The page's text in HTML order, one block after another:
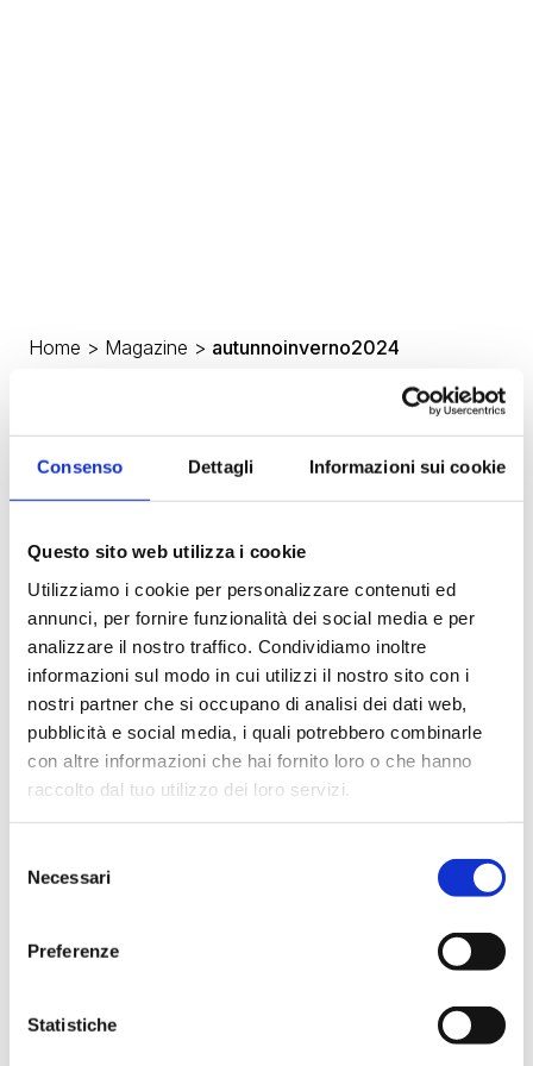
Consenso Dettagli Informazioni sui cookie
Questo sito web utilizza i cookie
Utilizziamo i cookie per personalizzare contenuti ed
annunci, per fornire funzionalità dei social media e per
analizzare il nostro traffico. Condividiamo inoltre
informazioni sul modo in cui utilizzi il nostro sito con i
nostri partner che si occupano di analisi dei dati web,
pubblicità e social media, i quali potrebbero combinarle
con altre informazioni che hai fornito loro o che hanno
raccolto dal tuo utilizzo dei loro servizi.
delNecessari
Preferenze
Statistiche
Home > Magazine > autunnoinverno2024
5 colori moda DONNA per
l’Autunno/Inverno 2024/25: i Trend
imperdibili